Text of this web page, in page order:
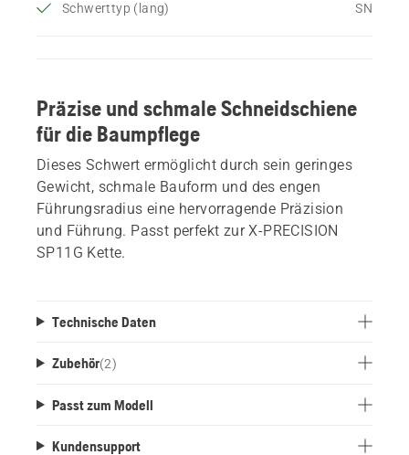
Schwerttyp (lang)
SN
Präzise und schmale Schneidschiene
für die Baumpflege
Dieses Schwert ermöglicht durch sein geringes
Gewicht, schmale Bauform und des engen
Führungsradius eine hervorragende Präzision
und Führung. Passt perfekt zur X-PRECISION
SP11G Kette.
Technische Daten
Zubehör(2)
Passt zum Modell
Kundensupport